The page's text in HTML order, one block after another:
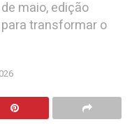
maio, edição
transformar o